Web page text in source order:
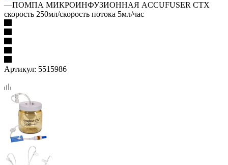
—ПОМПА МИКРОИНФУЗИОННАЯ ACCUFUSER СТХ
скорость 250мл/скорость потока 5мл/час
Артикул: 5515986